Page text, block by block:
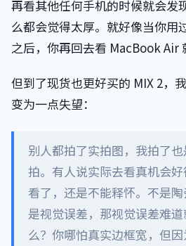
再看其他任何手机的时候就会发
么都会觉得太厚。就好像当你用
之后，你再回去看 MacBook Air
但到了现货也更好买的 MIX 2，
变为一点失望：
别人都拍了实拍图，我拍了
拍。有人说实际去看真机会
看了，还是不能释怀。不是
是视觉误差，那视觉误差难
么？你哪怕真实边框宽，但